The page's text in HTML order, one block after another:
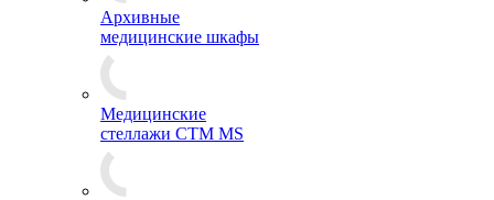
Архивные
медицинские шкафы
Медицинские
стеллажи CTM MS